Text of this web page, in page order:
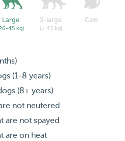
Large
45 kg)
X-large
(> 45 kg)
Cats
(1-8 years)
(8+ years)
not neutered
are not spayed
are on heat